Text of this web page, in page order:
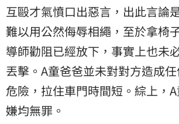
互毆才氣憤口出惡言，出此言論
難以用公然侮辱相繩，至於拿椅
導師勸阻已經放下，事實上也未
丟擊。A童爸爸並未對對方造成
危險，拉住車門時間短。綜上，
嫌均無罪。